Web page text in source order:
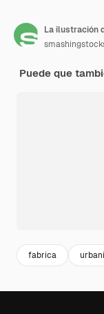
Puede que
fabrica